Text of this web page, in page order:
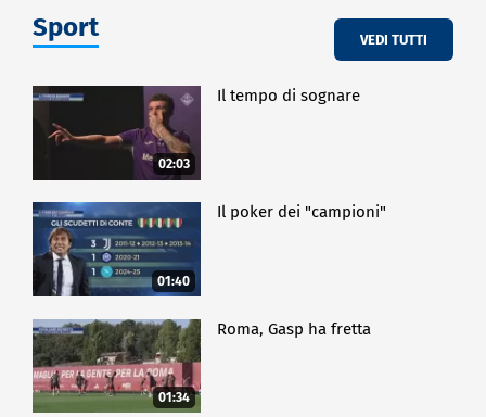
Sport VEDI TUTTI
02:03
Il tempo di sognare
01:40
Il poker dei "campioni"
01:34
Roma, Gasp ha fretta